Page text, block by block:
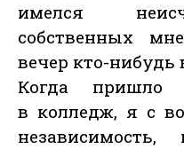
имелся
собственных
вечер кто-
Когда пришло
в колледж, я с